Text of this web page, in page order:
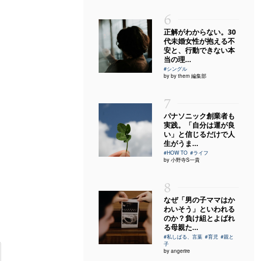
6
正解がわからない。30
代未婚女性が抱える不
安と、行動できない本
当の理...
#シングル
by by them 編集部
7
パナソニック創業者も
実践。「自分は運が良
い」と信じるだけで人
生がうま...
#HOW TO #ライフ
by 小野寺S一貴
8
なぜ「男の子ママはか
わいそう」といわれる
のか？負け組とよばれ
る母親た...
#私しばる、言葉 #育児 #親と
子
by angerire